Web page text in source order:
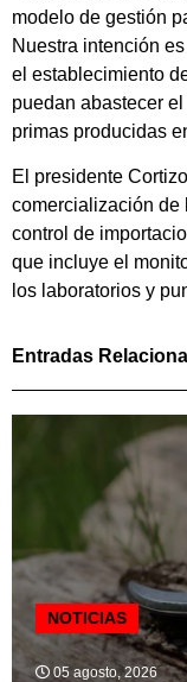
modelo de gestión
Nuestra intención
el establecimiento
puedan abastecer
primas producidas
El presidente
comercialización de
control de
que incluye el
los laboratorios y
Entradas
NOTICIAS
05 agosto, 2026